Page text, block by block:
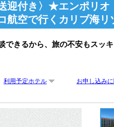
迎付き〉★エンポリ
空で行くカリブ海リ
きるから、旅の不安もスッキ
利用予定ホテル お申し込み